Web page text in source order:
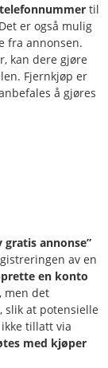
telefonnummer til
er også mulig
fra annonsen.
kan dere gjøre
Fjernkjøp er
å gjøres
gratis annonse”
av en
en konto
men det
at potensielle
tillatt via
med kjøper